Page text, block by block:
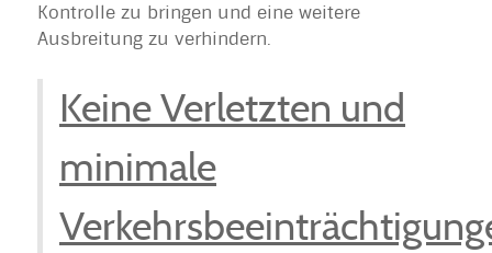
Kontrolle zu bringen und eine weitere
Ausbreitung zu verhindern.
Keine Verletzten und
minimale